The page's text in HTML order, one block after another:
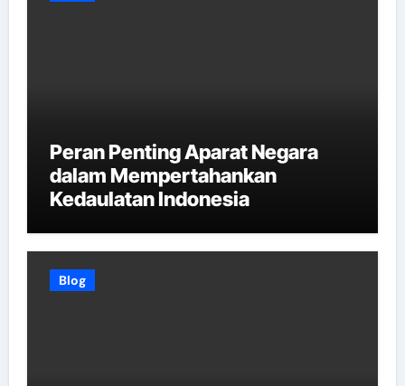
Peran Penting Aparat Negara
dalam Mempertahankan
Kedaulatan Indonesia
Blog